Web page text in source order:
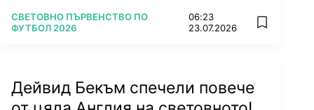
ПОВЕЧЕ ОТ
СВЕТОВНО ПЪРВЕНСТВО ПО
ФУТБОЛ 2026
06:23
23.07.2026
add
Дейвид Бекъм спечели повече